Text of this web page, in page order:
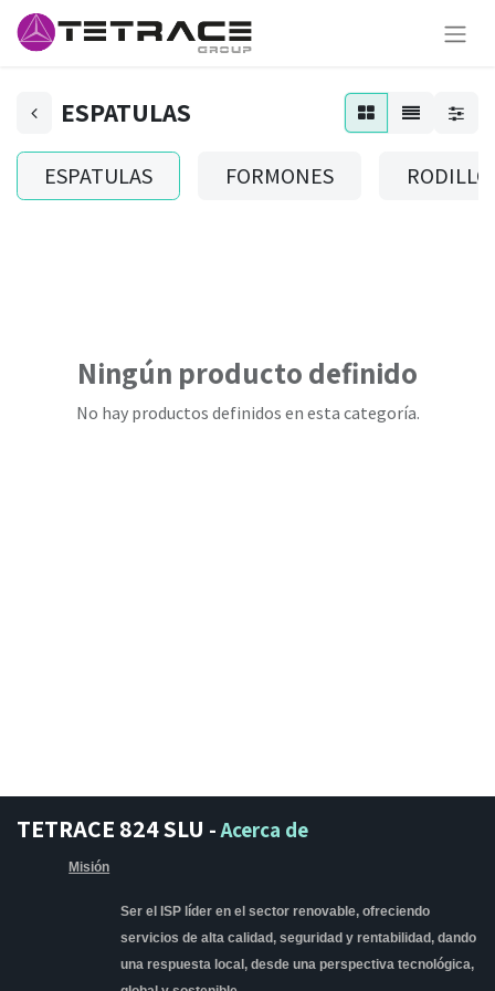
ESPATULAS
ESPATULAS FORMONES
Ningún producto definido
No hay productos definidos en esta categoría.
TETRACE 824 SLU -Acerca de
Misión
Ser el ISP líder en el sector renovable, ofreciendo
servicios de alta calidad, seguridad y rentabilidad, dando
una respuesta local, desde una perspectiva tecnológica,